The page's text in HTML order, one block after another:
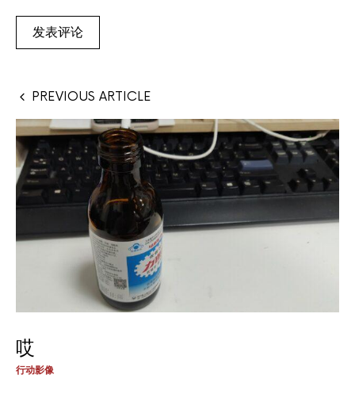
PREVIOUS ARTICLE
哎
行动影像